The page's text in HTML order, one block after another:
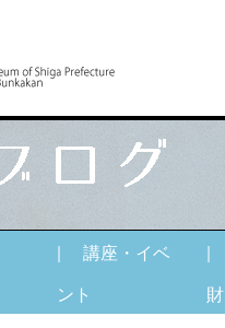
| 講座・イベ
ント
|
財